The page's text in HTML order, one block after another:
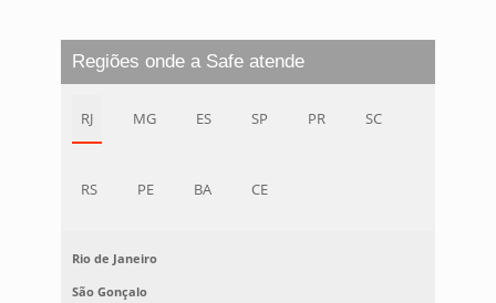
Regiões onde a Safe atende
RJ MG ES SP PR SC
RS PE BA CE
Rio de Janeiro
São Gonçalo